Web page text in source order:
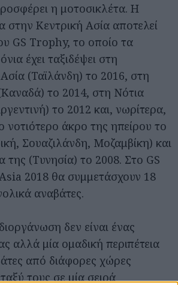
η μοτοσικλέτα. Η
στην Κεντρική Ασία αποτελεί
GS Trophy, το οποίο τα
έχει ταξιδέψει στη
(Ταϊλάνδη) το 2016, στη
το 2014, στη Νότια
το 2012 και, νωρίτερα,
νοτιότερο άκρο της ηπείρου το
Σουαζιλάνδη, Μοζαμβίκη) και
της (Τυνησία) το 2008. Στο GS
2018 θα συμμετάσχουν 18
αναβάτες.
δεν είναι ένας
αλλά μία ομαδική περιπέτεια
από διάφορες χώρες
τους σε μία σειρά